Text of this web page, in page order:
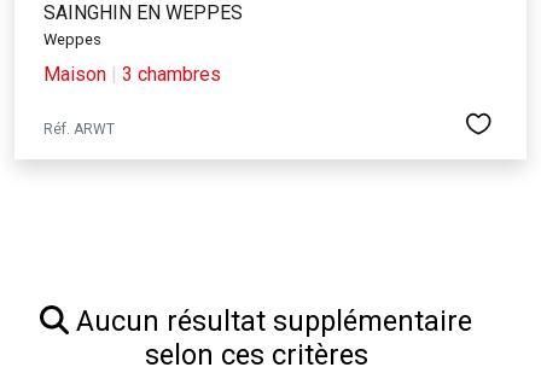
SAINGHIN EN WEPPES
Weppes
Maison | 3 chambres
Réf. ARWT
Aucun résultat supplémentaire
selon ces critères